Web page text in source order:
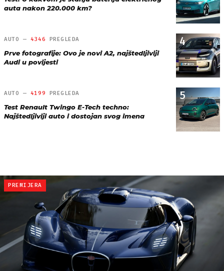
auta nakon 220.000 km?
4
AUTO — 4346 PREGLEDA
Prve fotografije: Ovo je novi A2, najštedljiviji
Audi u povijesti
5
AUTO — 4199 PREGLEDA
Test Renault Twingo E-Tech techno:
Najštedljiviji auto i dostojan svog imena
PREMIJERA